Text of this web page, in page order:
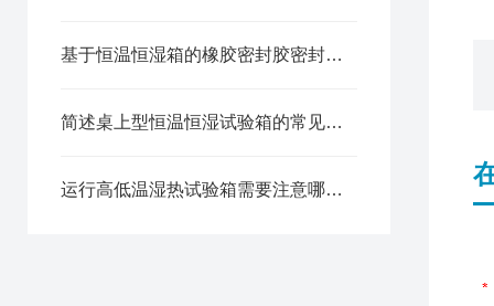
基于恒温恒湿箱的橡胶密封胶密封可靠性测试方法
简述桌上型恒温恒湿试验箱的常见故障相应解决方法
运行高低温湿热试验箱需要注意哪些安全问题